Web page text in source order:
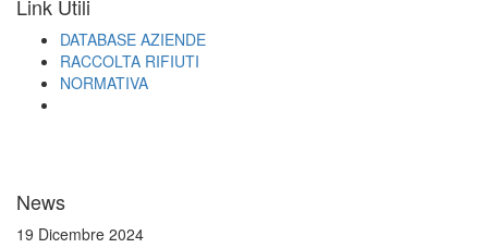
Link Utili
DATABASE AZIENDE
RACCOLTA RIFIUTI
NORMATIVA
News
19 Dicembre 2024